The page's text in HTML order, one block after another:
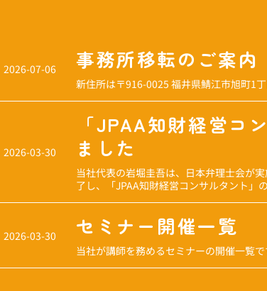
2026-07-06 事務所移転のご案内
新住所は〒916-0025 福井県鯖江市旭町1
2026-03-30
「JPAA知財経営コ
ました
当社代表の岩堀圭吾は、日本弁理士会が
了し、「JPAA知財経営コンサルタント」
2026-03-30 セミナー開催一覧
当社が講師を務めるセミナーの開催一覧で